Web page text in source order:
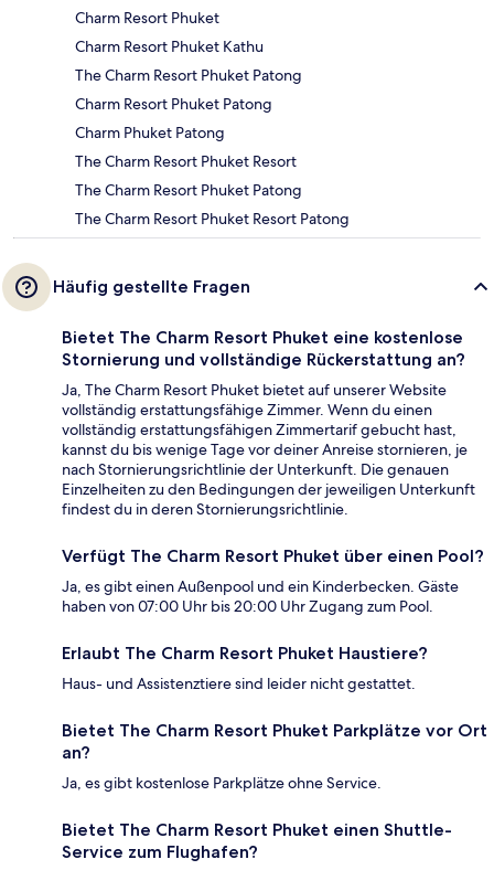
Charm Resort Phuket
Charm Resort Phuket Kathu
The Charm Resort Phuket Patong
Charm Resort Phuket Patong
Charm Phuket Patong
The Charm Resort Phuket Resort
The Charm Resort Phuket Patong
The Charm Resort Phuket Resort Patong
Häufig gestellte Fragen
Bietet The Charm Resort Phuket eine kostenlose
Stornierung und vollständige Rückerstattung an?
Ja, The Charm Resort Phuket bietet auf unserer Website
vollständig erstattungsfähige Zimmer. Wenn du einen
vollständig erstattungsfähigen Zimmertarif gebucht hast,
kannst du bis wenige Tage vor deiner Anreise stornieren, je
nach Stornierungsrichtlinie der Unterkunft. Die genauen
Einzelheiten zu den Bedingungen der jeweiligen Unterkunft
findest du in deren Stornierungsrichtlinie.
Verfügt The Charm Resort Phuket über einen Pool?
Ja, es gibt einen Außenpool und ein Kinderbecken. Gäste
haben von 07:00 Uhr bis 20:00 Uhr Zugang zum Pool.
Erlaubt The Charm Resort Phuket Haustiere?
Haus- und Assistenztiere sind leider nicht gestattet.
Bietet The Charm Resort Phuket Parkplätze vor Ort
an?
Ja, es gibt kostenlose Parkplätze ohne Service.
Bietet The Charm Resort Phuket einen Shuttle-
Service zum Flughafen?